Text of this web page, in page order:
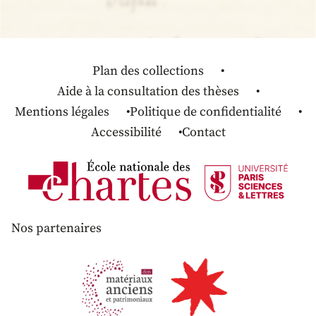
Plan des collections
Aide à la consultation des thèses
Mentions légales
Politique de confidentialité
Accessibilité
Contact
Nos partenaires